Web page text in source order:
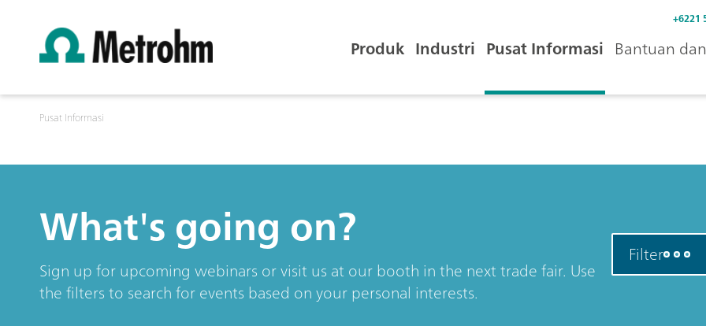
+6221
Produk Industri Pusat Informasi Bantuan
Pusat Informasi
What's going on?
Sign up for upcoming webinars or visit us at our booth in the next trade fair. Use
the filters to search for events based on your personal interests.
Filter